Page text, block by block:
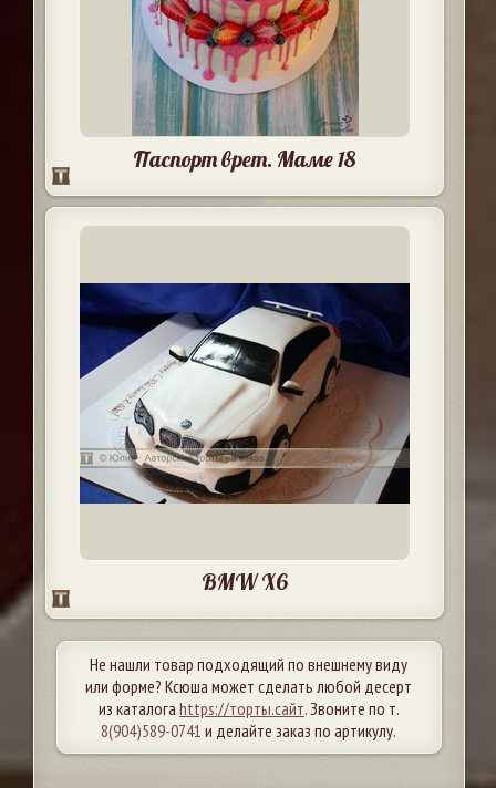
Паспорт врет. Маме 18
BMW X6
Не нашли товар подходящий по внешнему виду
или форме? Ксюша может сделать любой десерт
из каталога https://торты.сайт. Звоните по т.
8(904)589-0741 и делайте заказ по артикулу.